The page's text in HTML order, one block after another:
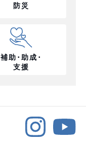
防災
補助･助成･
支援